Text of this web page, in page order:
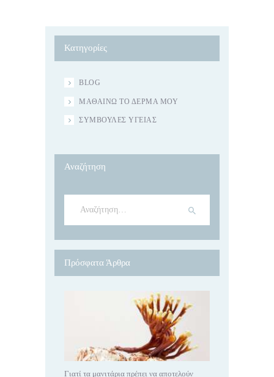
Κατηγορίες
BLOG
ΜΑΘΑΊΝΩ ΤΟ ΔΈΡΜΑ ΜΟΥ
ΣΥΜΒΟΥΛΈΣ ΥΓΕΊΑΣ
Αναζήτηση
Πρόσφατα Άρθρα
Γιατί τα μανιτάρια πρέπει να αποτελούν